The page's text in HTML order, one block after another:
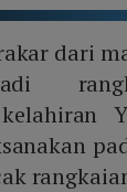
dari